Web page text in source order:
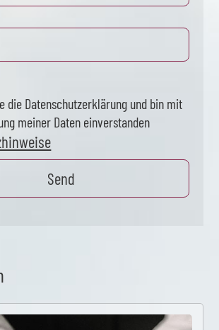
die Datenschutzerklärung und bin mit
meiner Daten einverstanden